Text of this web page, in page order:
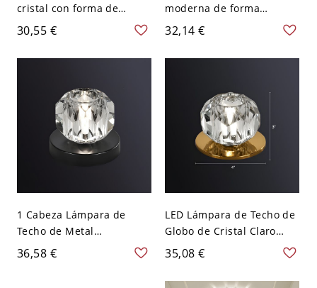
cristal con forma de
cuenco moderno y
agujero de 2-3,5'' de
diámetro - 110 A 120 V
30,55 €
moderna de forma
esférica con cristal y 2
luces con agujero de 2-3''
de diámetro - 110 A 120 V
32,14 €
1 Cabeza Lámpara de
Techo de Metal
Iluminación de Techo
Moderna de Globo para
36,58 €
LED Lámpara de Techo de
Globo de Cristal Claro
Estilo Moderno Plafón
para Entrada - 110 A 120
V Bronce 6,35 cm
35,08 €